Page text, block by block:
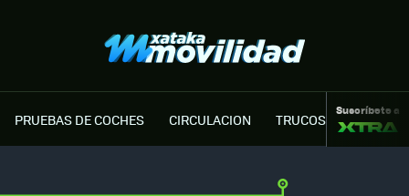
PRUEBAS DE COCHES CIRCULACION TRUCOS MOTOR
Suscríbete a